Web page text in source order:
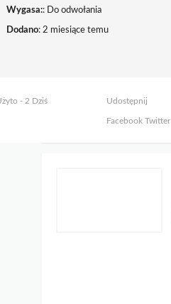
Wygasa:: Do odwołania
Dodano: 2 miesiące temu
- 2 Dziś Udostępnij
FacebookTwitter